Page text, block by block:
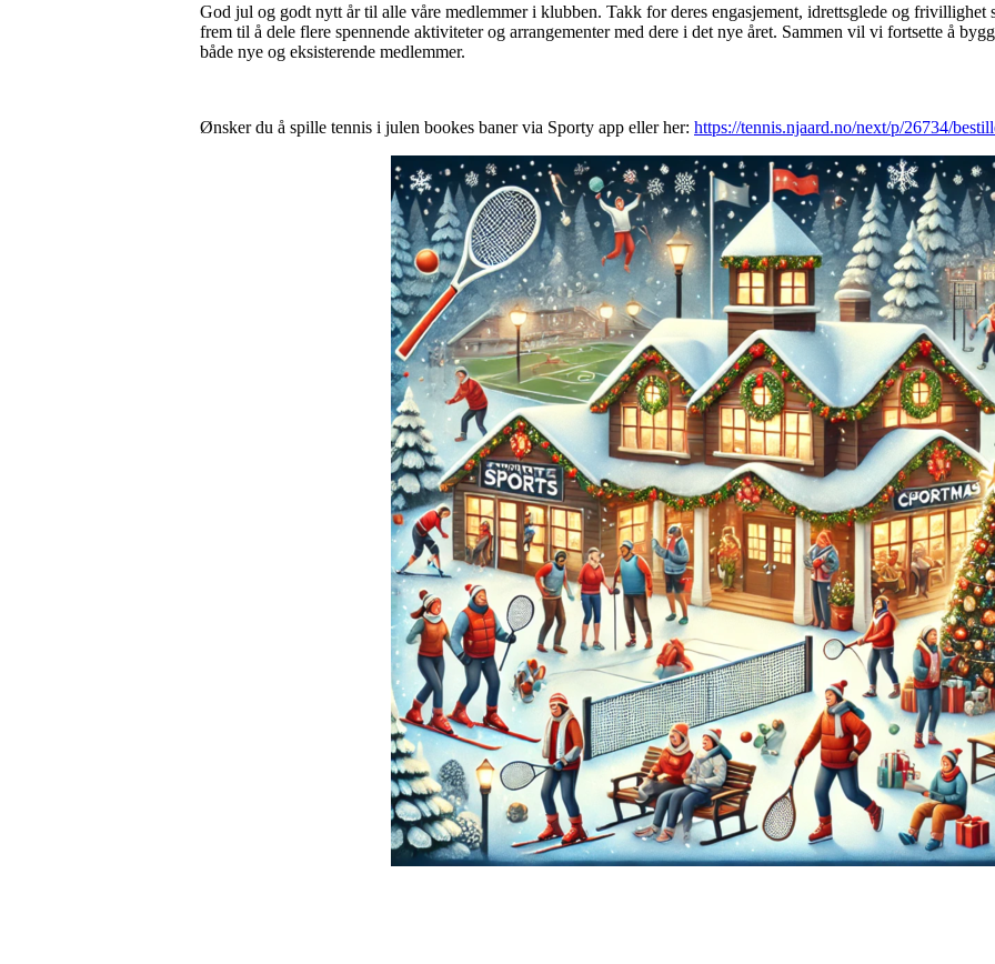
God jul og godt nytt år til alle våre medlemmer i klubben. Takk for deres engasjement, idrettsglede og frivillighet
frem til å dele flere spennende aktiviteter og arrangementer med dere i det nye året. Sammen vil vi fortsette å
både nye og eksisterende medlemmer.
Ønsker du å spille tennis i julen bookes baner via Sporty app eller her: https://tennis.njaard.no/next/p/26734/